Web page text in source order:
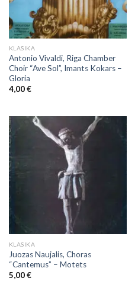
KLASIKA
Antonio Vivaldi, Riga Chamber
Choir “Ave Sol”, Imants Kokars ‎–
Gloria
4,00€
KLASIKA
Juozas Naujalis, Choras
“Cantemus” ‎– Motets
5,00€